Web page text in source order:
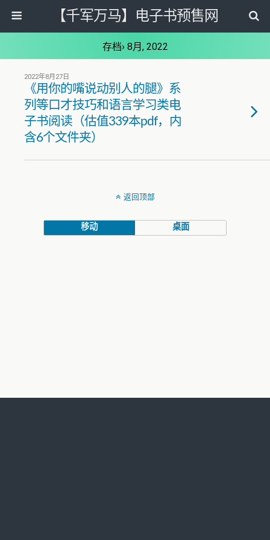
【千军万马】电子书预售网
存档› 8月, 2022
2022年8月27日
《用你的嘴说动别人的腿》系
列等口才技巧和语言学习类电
子书阅读（估值339本pdf，内
含6个文件夹）
返回顶部
移动 桌面